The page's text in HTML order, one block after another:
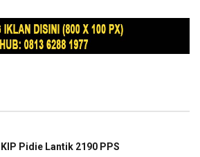
KIP Pidie Lantik 2190 PPS